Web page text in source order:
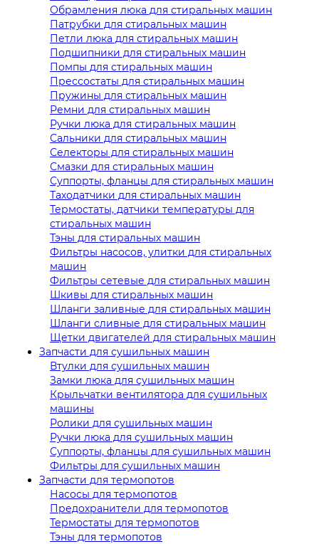
Обрамления люка для стиральных машин
Патрубки для стиральных машин
Петли люка для стиральных машин
Подшипники для стиральных машин
Помпы для стиральных машин
Прессостаты для стиральных машин
Пружины для стиральных машин
Ремни для стиральных машин
Ручки люка для стиральных машин
Сальники для стиральных машин
Селекторы для стиральных машин
Смазки для стиральных машин
Суппорты, фланцы для стиральных машин
Таходатчики для стиральных машин
Термостаты, датчики температуры для
стиральных машин
Тэны для стиральных машин
Фильтры насосов, улитки для стиральных
машин
Фильтры сетевые для стиральных машин
Шкивы для стиральных машин
Шланги заливные для стиральных машин
Шланги сливные для стиральных машин
Щетки двигателей для стиральных машин
Запчасти для сушильных машин
Втулки для сушильных машин
Замки люка для сушильных машин
Крыльчатки вентилятора для сушильных
машины
Ролики для сушильных машин
Ручки люка для сушильных машин
Суппорты, фланцы для сушильных машин
Фильтры для сушильных машин
Запчасти для термопотов
Насосы для термопотов
Предохранители для термопотов
Термостаты для термопотов
Тэны для термопотов